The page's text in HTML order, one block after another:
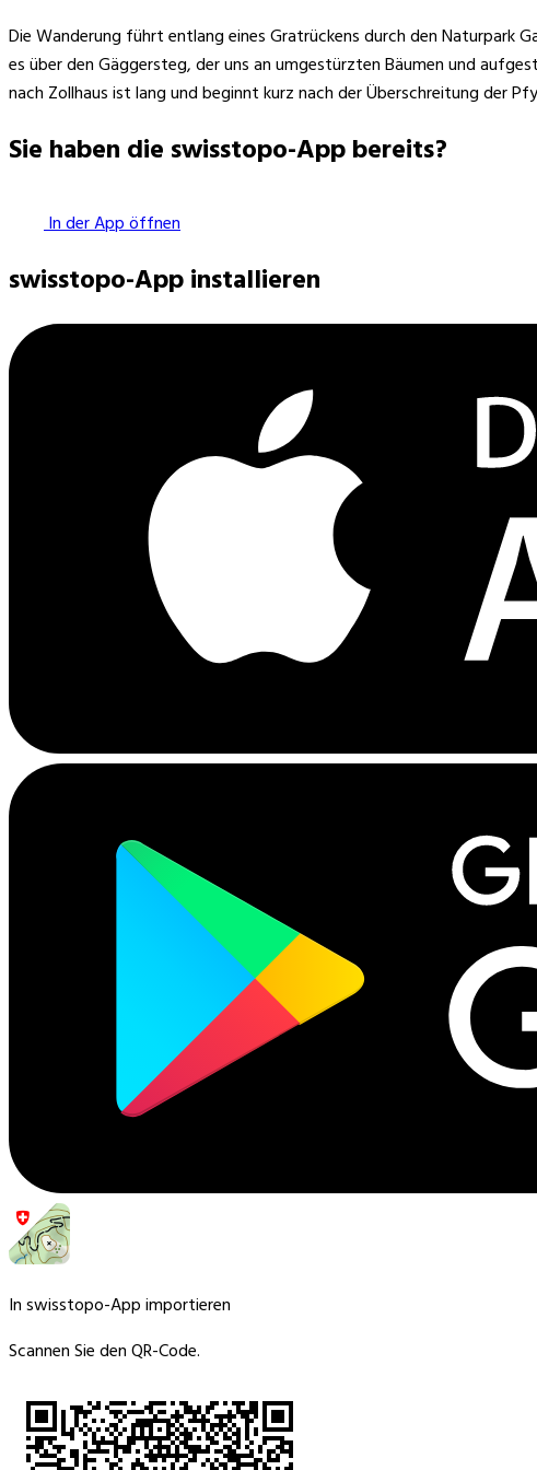
Die Wanderung führt entlang eines Gratrückens durch den Naturpark
es über den Gäggersteg, der uns an umgestürzten Bäumen und
nach Zollhaus ist lang und beginnt kurz nach der Überschreitung der
Sie haben die swisstopo-App bereits?
In der App öffnen
swisstopo-App installieren
In swisstopo-App importieren
Scannen Sie den QR-Code.